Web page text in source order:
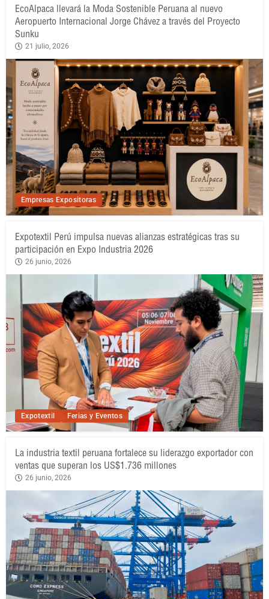
Empresas Expositoras
EcoAlpaca llevará la Moda Sostenible Peruana al nuevo
Aeropuerto Internacional Jorge Chávez a través del Proyecto
Sunku
21 julio, 2026
Expotextil Ferias y Eventos
Expotextil Perú impulsa nuevas alianzas estratégicas tras su
participación en Expo Industria 2026
26 junio, 2026
La industria textil peruana fortalece su liderazgo exportador con
ventas que superan los US$1.736 millones
26 junio, 2026